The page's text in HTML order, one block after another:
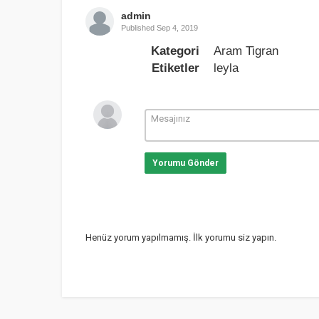
admin
Published Sep 4, 2019
Kategori
Aram Tigran
Etiketler
leyla
Yorumu Gönder
Henüz yorum yapılmamış. İlk yorumu siz yapın.